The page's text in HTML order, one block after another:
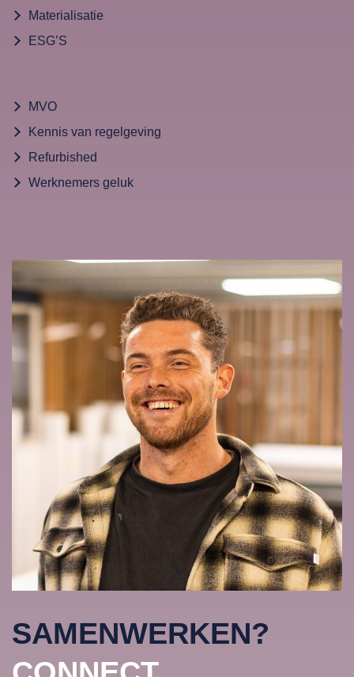
Materialisatie
ESG’S
MVO
Kennis van regelgeving
Refurbished
Werknemers geluk
SAMENWERKEN?